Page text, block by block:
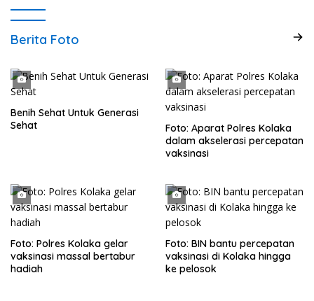
Berita Foto
Benih Sehat Untuk Generasi
Sehat
Foto: Aparat Polres Kolaka
dalam akselerasi percepatan
vaksinasi
Foto: Polres Kolaka gelar
vaksinasi massal bertabur
hadiah
Foto: BIN bantu percepatan
vaksinasi di Kolaka hingga
ke pelosok